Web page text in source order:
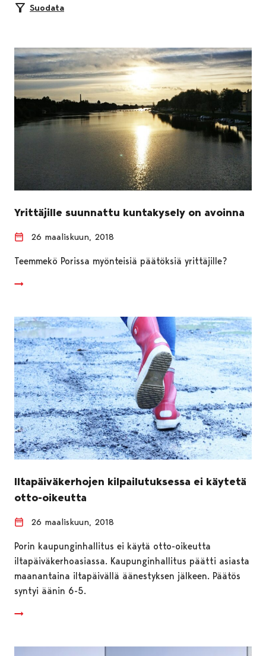
Suodata
Yrittäjille suunnattu kuntakysely on avoinna
26 maaliskuun, 2018
Teemmekö Porissa myönteisiä päätöksiä yrittäjille?
Iltapäiväkerhojen kilpailutuksessa ei käytetä
otto-oikeutta
26 maaliskuun, 2018
Porin kaupunginhallitus ei käytä otto-oikeutta
iltapäiväkerhoasiassa. Kaupunginhallitus päätti asiasta
maanantaina iltapäivällä äänestyksen jälkeen. Päätös
syntyi äänin 6-5.